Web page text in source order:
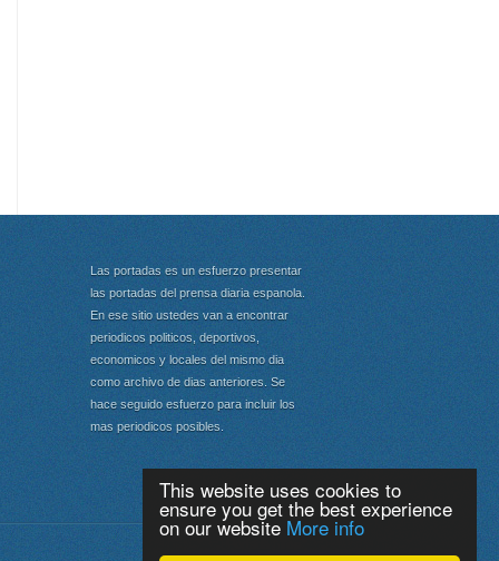
This website uses cookies to
ensure you get the best experience
on our website More info
Las portadas es un esfuerzo presentar
las portadas del prensa diaria espanola.
En ese sitio ustedes van a encontrar
periodicos politicos, deportivos,
economicos y locales del mismo dia
como archivo de dias anteriores. Se
hace seguido esfuerzo para incluir los
mas periodicos posibles.